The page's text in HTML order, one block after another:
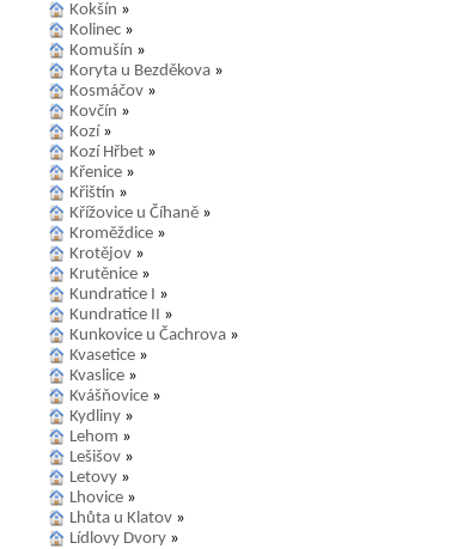
Kokšín »
Kolinec »
Komušín »
Koryta u Bezděkova »
Kosmáčov »
Kovčín »
Kozí »
Kozí Hřbet »
Křenice »
Křištín »
Křížovice u Číhaně »
Kroměždice »
Krotějov »
Krutěnice »
Kundratice I »
Kundratice II »
Kunkovice u Čachrova »
Kvasetice »
Kvaslice »
Kvášňovice »
Kydliny »
Lehom »
Lešišov »
Letovy »
Lhovice »
Lhůta u Klatov »
Lídlovy Dvory »